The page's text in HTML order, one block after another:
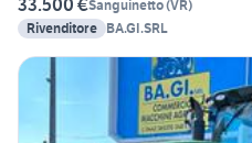
33.500 €Sanguinetto(VR)
Rivenditore BA.GI.SRL